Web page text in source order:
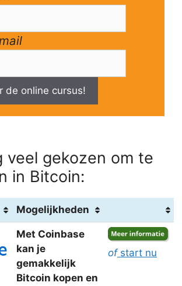
de online cursus!
veel gekozen om te
in Bitcoin:
Mogelijkheden
Met Coinbase
kan je
gemakkelijk
Bitcoin kopen en
ofstart nu